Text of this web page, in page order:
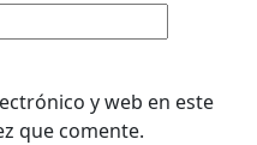
y web en este
que comente.